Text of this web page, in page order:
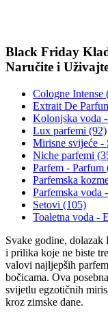
Black Friday
Naručite i
Cologne Intense
Extrait De
Kolonjska voda
Lux parfemi (92)
Mirisne svijeće -
Niche parfemi
Parfem - Parfum
Parfemska
Parfemska voda
Setovi (105)
Toaletna voda -
Svake godine,
i prilika koje ne biste
valovi najljepših
bočicama. Ova
svijetlu egzotičnih
kroz zimske dane.